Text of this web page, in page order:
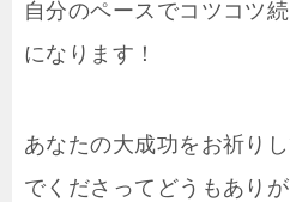
自分のペースでコツコツ
になります！
あなたの大成功をお祈り
でくださってどうもあり